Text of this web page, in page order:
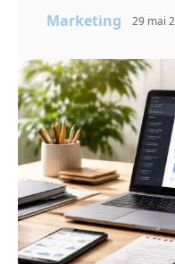
Marketing 29 mai